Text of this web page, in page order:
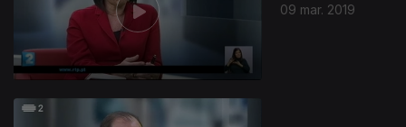
09 mar. 2019